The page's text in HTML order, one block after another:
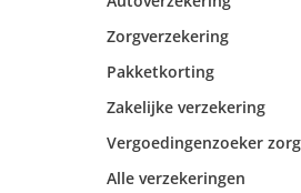
Zorgverzekering
Pakketkorting
Zakelijke verzekering
Vergoedingenzoeker
Alle verzekeringen